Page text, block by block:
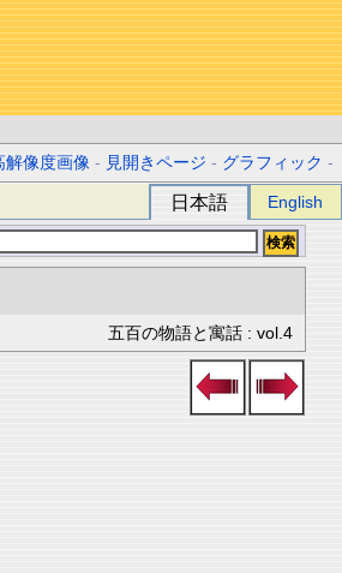
解像度画像 - 見開きページ - グラフィック -
日本語 English
五百の物語と寓話 : vol.4